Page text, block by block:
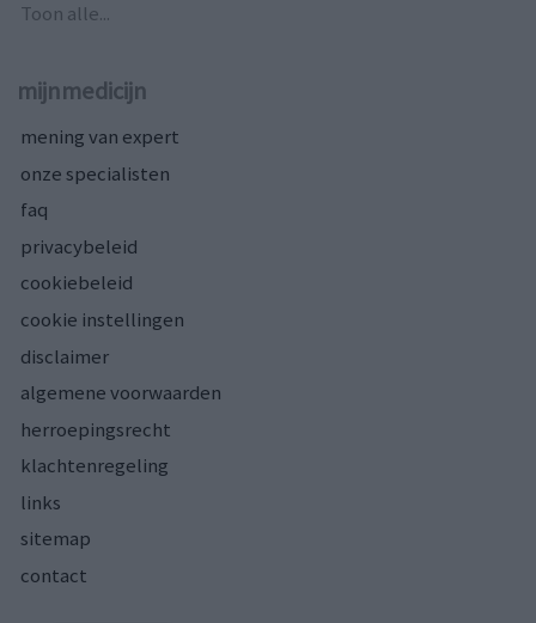
Toon alle...
mijnmedicijn
mening van expert
onze specialisten
faq
privacybeleid
cookiebeleid
cookie instellingen
disclaimer
algemene voorwaarden
herroepingsrecht
klachtenregeling
links
sitemap
contact